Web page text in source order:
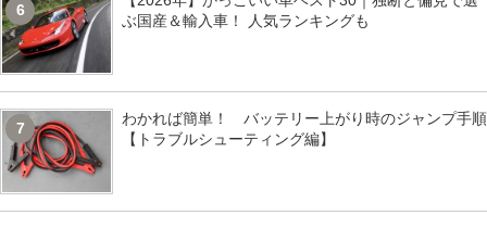
6
ぶ国産＆輸入車！ 人気ランキングも
7
わかれば簡単！ バッテリー上がり時のジャンプ手順
【トラブルシューティング編】